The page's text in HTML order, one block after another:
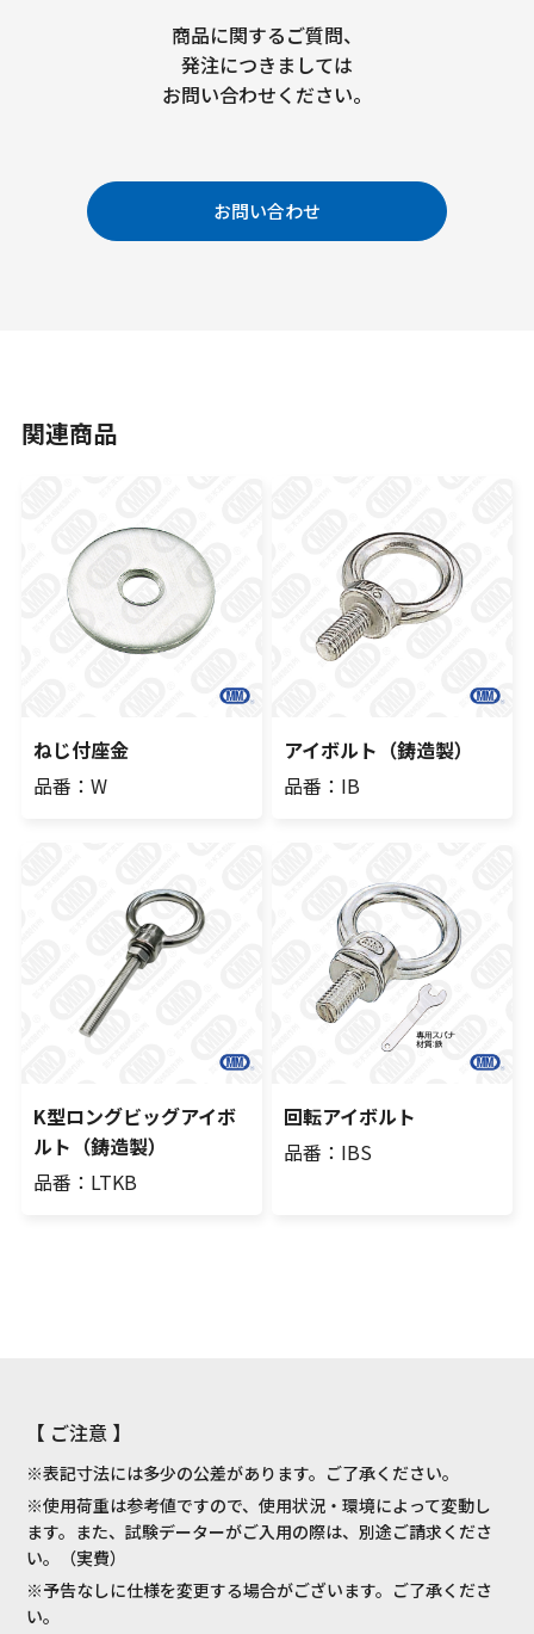
商品に関するご質問、
発注につきましては
お問い合わせください。
お問い合わせ
関連商品
ねじ付座金
品番：W
アイボルト（鋳造製）
品番：IB
K型ロングビッグアイボ
ルト（鋳造製）
品番：LTKB
回転アイボルト
品番：IBS
【 ご注意 】
※表記寸法には多少の公差があります。ご了承ください。
※使用荷重は参考値ですので、使用状況・環境によって変動し
ます。また、試験データーがご入用の際は、別途ご請求くださ
い。（実費）
※予告なしに仕様を変更する場合がございます。ご了承くださ
い。